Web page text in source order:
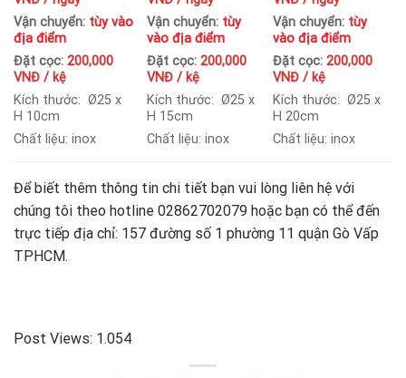
Vận chuyển: tùy vào
địa điểm
Đặt cọc: 200,000
VNĐ / kệ
Kích thước: Ø25 x
H 10cm
Chất liệu: inox
Vận chuyển: tùy
vào địa điểm
Đặt cọc:200,000
VNĐ / kệ
Kích thước: Ø25 x
H 15cm
Chất liệu: inox
Vận chuyển: tùy
vào địa điểm
Đặt cọc:200,000
VNĐ / kệ
Kích thước: Ø25 x
H 20cm
Chất liệu: inox
Để biết thêm thông tin chi tiết bạn vui lòng liên hệ với
chúng tôi theo hotline 02862702079 hoặc bạn có thể đến
trực tiếp địa chỉ: 157 đường số 1 phường 11 quận Gò Vấp
TPHCM.
Post Views: 1.054